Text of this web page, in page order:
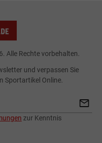
Alle Rechte vorbehalten.
und verpassen Sie
Sportartikel Online.
zur Kenntnis